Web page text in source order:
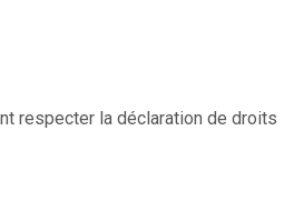
respecter la déclaration de droits